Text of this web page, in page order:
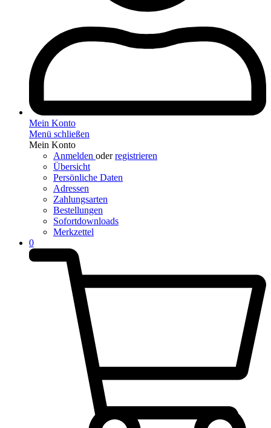
Mein Konto
Menü schließen
Mein Konto
Anmelden oderregistrieren
Übersicht
Persönliche Daten
Adressen
Zahlungsarten
Bestellungen
Sofortdownloads
Merkzettel
0